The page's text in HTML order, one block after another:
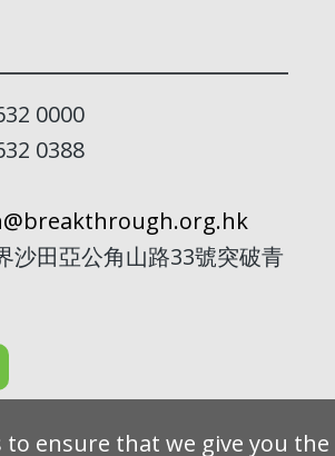
0000
0388
沙田亞公角山路33號突破青
to ensure that we give you the